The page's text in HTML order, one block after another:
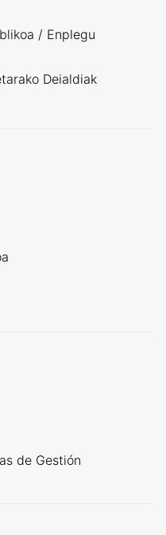
/ Enplegu
Deialdiak
de Gestión